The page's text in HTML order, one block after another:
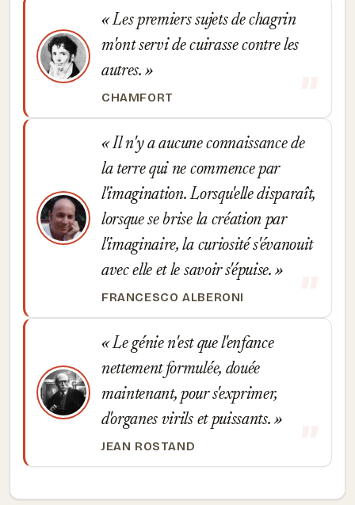
Les premiers sujets de chagrin
m'ont servi de cuirasse contre les
autres.
CHAMFORT
Il n'y a aucune connaissance de
la terre qui ne commence par
l'imagination. Lorsqu'elle disparaît,
lorsque se brise la création par
l'imaginaire, la curiosité s'évanouit
avec elle et le savoir s'épuise.
FRANCESCO ALBERONI
Le génie n'est que l'enfance
nettement formulée, douée
maintenant, pour s'exprimer,
d'organes virils et puissants.
JEAN ROSTAND